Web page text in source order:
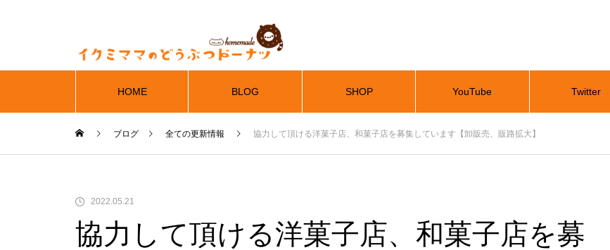
HOME BLOG SHOP YouTube Twitter
ブログ 全ての更新情報 協力して頂ける洋菓子店、和菓子店を募集しています【卸販売、販路拡大】
2022.05.21
協力して頂ける洋菓子店、和菓子店を募